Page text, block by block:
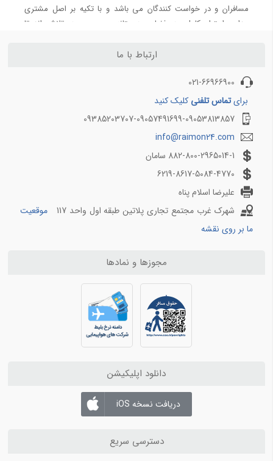
بلیط هواپیما شیراز به مشهد
مسافران و در خواست کنندگان می باشد و با تکیه بر اصل مشتری
مداری احترام کامل ودر فضایی دوستانه و صمیمی در تلاش اند تا
زمینه ی گردشگری و ارائه مشاوره در اختیار همگان قرار دهد شایان به
مسافران کشور های مختلف از جمله هند.ایتالیا . آلمان . فرانسه. کویت
. لبنان. روسیه. آذربایجان . ترکیه . مالزی. سریلانکا. چین .عراق و اقلیم
کردستان را دارد . امیدوارم با پیشنهاداتمان پاسخگوی اعتماد شما باشیم
. زندگی در سفر است
ارتباط با ما
021-66966900
برایتماس تلفنی کلیک کنید
09385203707-09057491699-09053813857
info@raimon24.com
882-800-2965014-1 سامان
6219-8617-5084-4770
علیرضا اسلام پناه
شهرک غرب مجتمع تجاری پلاتین طبقه اول واحد 117
موقعیت
ما بر روی نقشه
مجوزها و نمادها
دانلود اپلیکیشن
دریافت نسخه iOS
دسترسی سریع